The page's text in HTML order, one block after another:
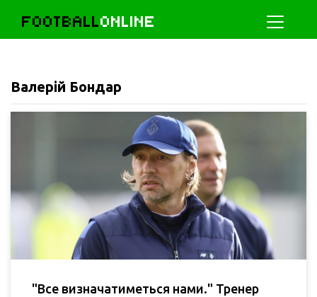
FOOTBALLONLINE
Валерій Бондар
"Все визначатиметься нами." Тренер